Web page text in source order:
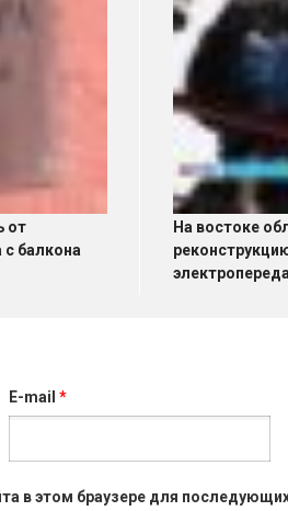
от
балкона
На востоке
E-mail*
в этом браузере для